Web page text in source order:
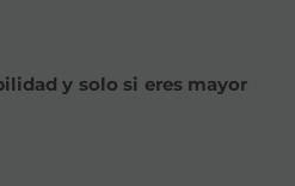
y solo si eres mayor